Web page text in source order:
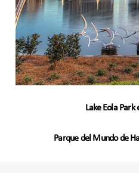
Lake Eola Park
Parque del Mundo de